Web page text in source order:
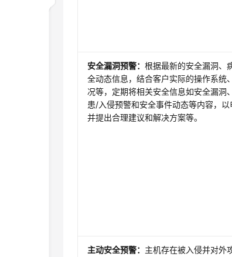
安全漏洞预警：根据最新的安全漏洞、
全动态信息，结合客户实际的操作系统
况等，定期将相关安全信息如安全漏洞
患/入侵预警和安全事件动态等内容，以
并提出合理建议和解决方案等。
主动安全预警： 主机存在被入侵并对外